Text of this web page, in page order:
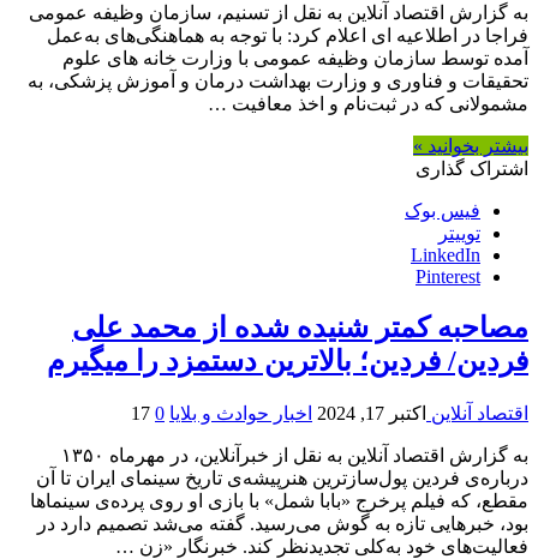
به گزارش اقتصاد آنلاین به نقل از تسنیم، سازمان وظیفه عمومی
فراجا در اطلاعیه ای اعلام کرد: با توجه به هماهنگی‌های به‌عمل
آمده توسط سازمان وظیفه عمومی با وزارت خانه های علوم
تحقیقات و فناوری و وزارت بهداشت درمان و آموزش پزشکی، به
مشمولانی که در ثبت‌نام و اخذ معافیت …
بیشتر بخوانید »
اشتراک گذاری
فیس بوک
توییتر
LinkedIn
Pinterest
مصاحبه کمتر شنیده شده از محمد علی
فردین/ فردین؛ بالاترین دستمزد را میگیرم
اقتصاد آنلاین اکتبر 17, 2024 اخبار حوادث و بلایا 0
17
به گزارش اقتصاد آنلاین به نقل از خبرآنلاین، در مهرماه ۱۳۵۰
درباره‌ی فردین پول‌سازترین هنرپیشه‌ی تاریخ سینمای ایران تا آن
مقطع، که فیلم پرخرج «بابا شمل» با بازی او روی پرده‌ی سینماها
بود، خبرهایی تازه به گوش می‌رسید. گفته می‌شد تصمیم دارد در
فعالیت‌های خود به‌کلی تجدیدنظر کند. خبرنگار «زن …